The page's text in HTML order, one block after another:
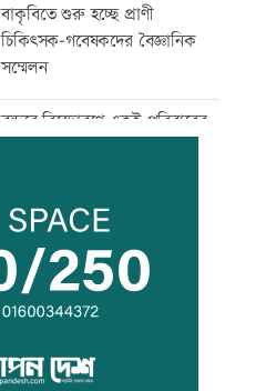
বাকৃবিতে শুরু হচ্ছে প্রাণী
চিকিৎসক-গবেষকদের বৈজ্ঞানিক
সম্মেলন
বন্দরে বিস্ফোরণে একই পরিবারের
পাঁচ আর্থিক প্রতিষ্ঠান বন্ধের
অনুমোদন, রোববার প্রশাসক
নিয়োগ
স্বাভাবিক